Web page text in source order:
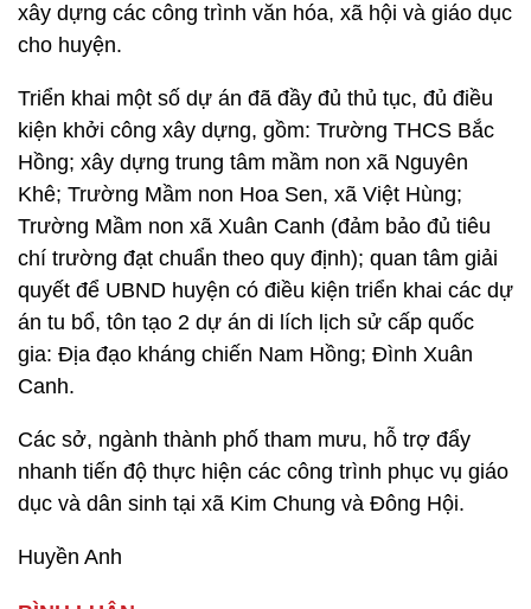
xây dựng các công trình văn hóa, xã hội và giáo dục
cho huyện.
Triển khai một số dự án đã đầy đủ thủ tục, đủ điều
kiện khởi công xây dựng, gồm: Trường THCS Bắc
Hồng; xây dựng trung tâm mầm non xã Nguyên
Khê; Trường Mầm non Hoa Sen, xã Việt Hùng;
Trường Mầm non xã Xuân Canh (đảm bảo đủ tiêu
chí trường đạt chuẩn theo quy định); quan tâm giải
quyết để UBND huyện có điều kiện triển khai các dự
án tu bổ, tôn tạo 2 dự án di lích lịch sử cấp quốc
gia: Địa đạo kháng chiến Nam Hồng; Đình Xuân
Canh.
Các sở, ngành thành phố tham mưu, hỗ trợ đẩy
nhanh tiến độ thực hiện các công trình phục vụ giáo
dục và dân sinh tại xã Kim Chung và Đông Hội.
Huyền Anh